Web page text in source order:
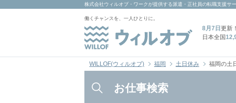
株式会社ウィルオブ・ワーク が提供する派遣・正社員の転職支援サ
働くチャンスを、一人ひとりに。
8月7日 更新！
日本全国
WILLOF(ウィルオブ) 福岡 土日休み 福岡の土
お仕事検索